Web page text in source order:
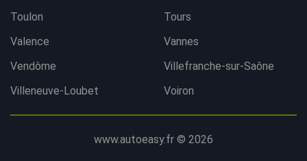
Toulon
Tours
Valence
Vannes
Vendôme
Villefranche-sur-Saône
Villeneuve-Loubet
Voiron
www.autoeasy.fr © 2026